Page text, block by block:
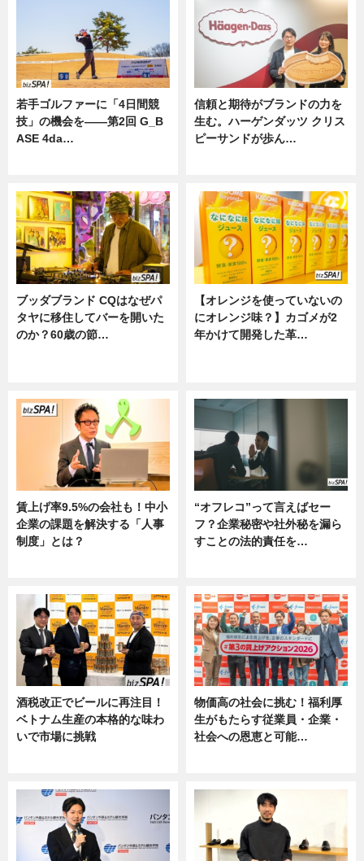
若手ゴルファーに「4日間競
技」の機会を——第2回 G_B
ASE 4da…
信頼と期待がブランドの力を
生む。ハーゲンダッツ クリス
ピーサンドが歩ん…
ブッダブランド CQはなぜパ
タヤに移住してバーを開いた
のか？60歳の節…
【オレンジを使っていないの
にオレンジ味？】カゴメが2
年かけて開発した革…
賃上げ率9.5%の会社も！中小
企業の課題を解決する「人事
制度」とは？
“オフレコ”って言えばセー
フ？企業秘密や社外秘を漏ら
すことの法的責任を…
酒税改正でビールに再注目！
ベトナム生産の本格的な味わ
いで市場に挑戦
物価高の社会に挑む！福利厚
生がもたらす従業員・企業・
社会への恩恵と可能…